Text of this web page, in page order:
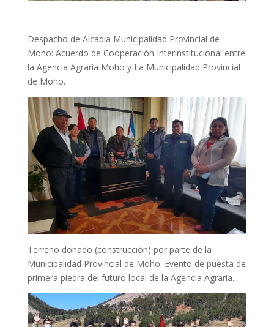
Despacho de Alcadia Municipalidad Provincial de
Moho: Acuerdo de Cooperación Interinstitucional entre
la Agencia Agraria Moho y La Municipalidad Provincial
de Moho.
Terreno donado (construcción) por parte de la
Municipalidad Provincial de Moho: Evento de puesta de
primera piedra del futuro local de la Agencia Agraria.